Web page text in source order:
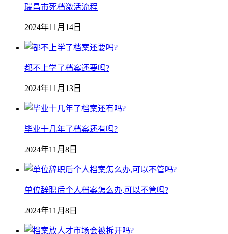
瑞昌市死档激活流程
2024年11月14日
都不上学了档案还要吗?
2024年11月13日
毕业十几年了档案还有吗?
2024年11月8日
单位辞职后个人档案怎么办,可以不管吗?
2024年11月8日